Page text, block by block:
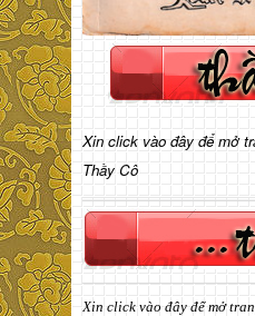
Xin click vào đây để mở
Thầy Cô
Xin click vào đây để mở